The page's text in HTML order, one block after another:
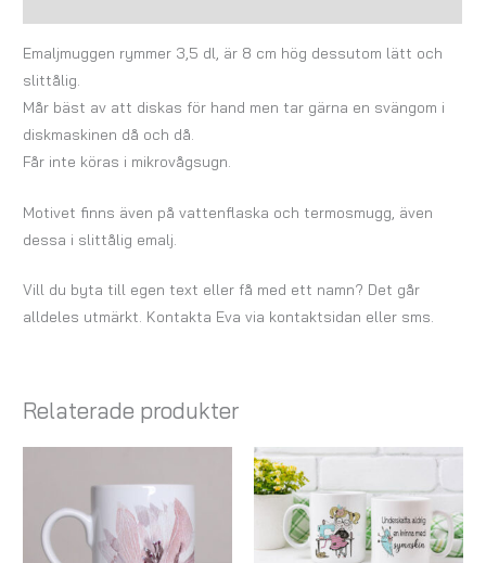
Emaljmuggen rymmer 3,5 dl, är 8 cm hög dessutom lätt och
slittålig.
Mår bäst av att diskas för hand men tar gärna en svängom i
diskmaskinen då och då.
Får inte köras i mikrovågsugn.
Motivet finns även på vattenflaska och termosmugg, även
dessa i slittålig emalj.
Vill du byta till egen text eller få med ett namn? Det går
alldeles utmärkt. Kontakta Eva via kontaktsidan eller sms.
Relaterade produkter